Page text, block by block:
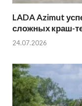
LADA Azimut
сложных краш-
24.07.2026